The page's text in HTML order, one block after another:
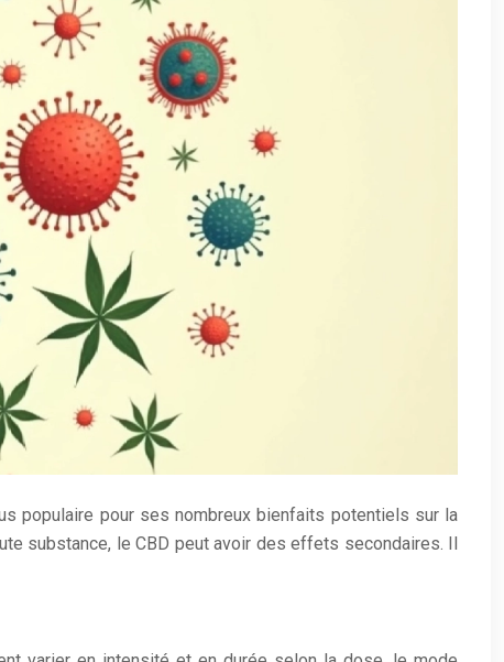
populaire pour ses nombreux bienfaits potentiels sur la
substance, le CBD peut avoir des effets secondaires. Il